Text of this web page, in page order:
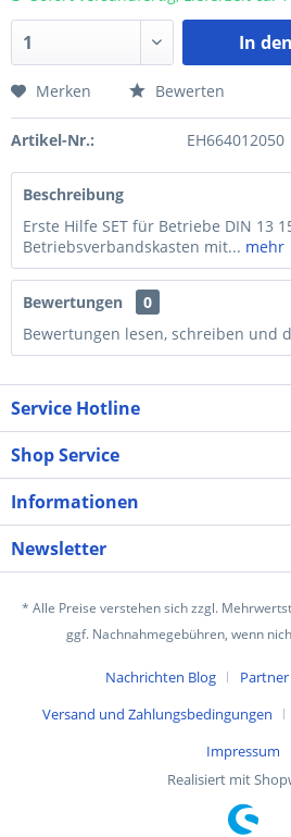
In den
Merken Bewerten
Artikel-Nr.: EH664012050
Beschreibung
Erste Hilfe SET für Betriebe DIN 13
Betriebsverbandskasten mit... mehr
Bewertungen
0
Bewertungen lesen, schreiben und
Service Hotline
Shop Service
Informationen
Newsletter
* Alle Preise verstehen sich zzgl.
ggf. Nachnahmegebühren, wenn
Nachrichten Blog Partner
Versand und Zahlungsbedingungen
Impressum
Realisiert mit